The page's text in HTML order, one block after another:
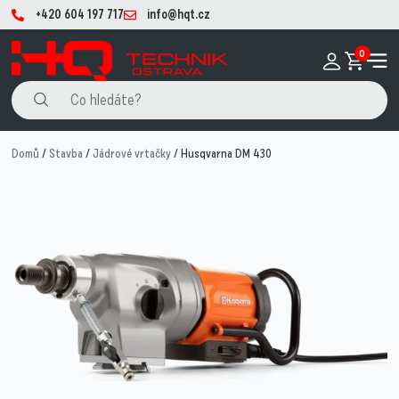
+420 604 197 717 info@hqt.cz
0
Domů /Stavba /Jádrové vrtačky/ Husqvarna DM 430